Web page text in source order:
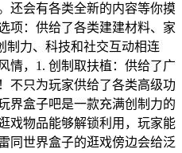
还会有各类全新的内容等你摸
项：供给了各类建建材料、家
制力、科技和社交互动相连
情，1. 创制取扶植：供给了广
不只为玩家供给了各类高级功
界盒子吧是一款充满创制力的
戏物品能够解锁利用，玩家能
同世界盒子的逛戏傍边会给泛